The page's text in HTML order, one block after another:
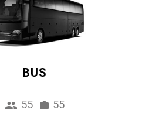
BUS
55 55